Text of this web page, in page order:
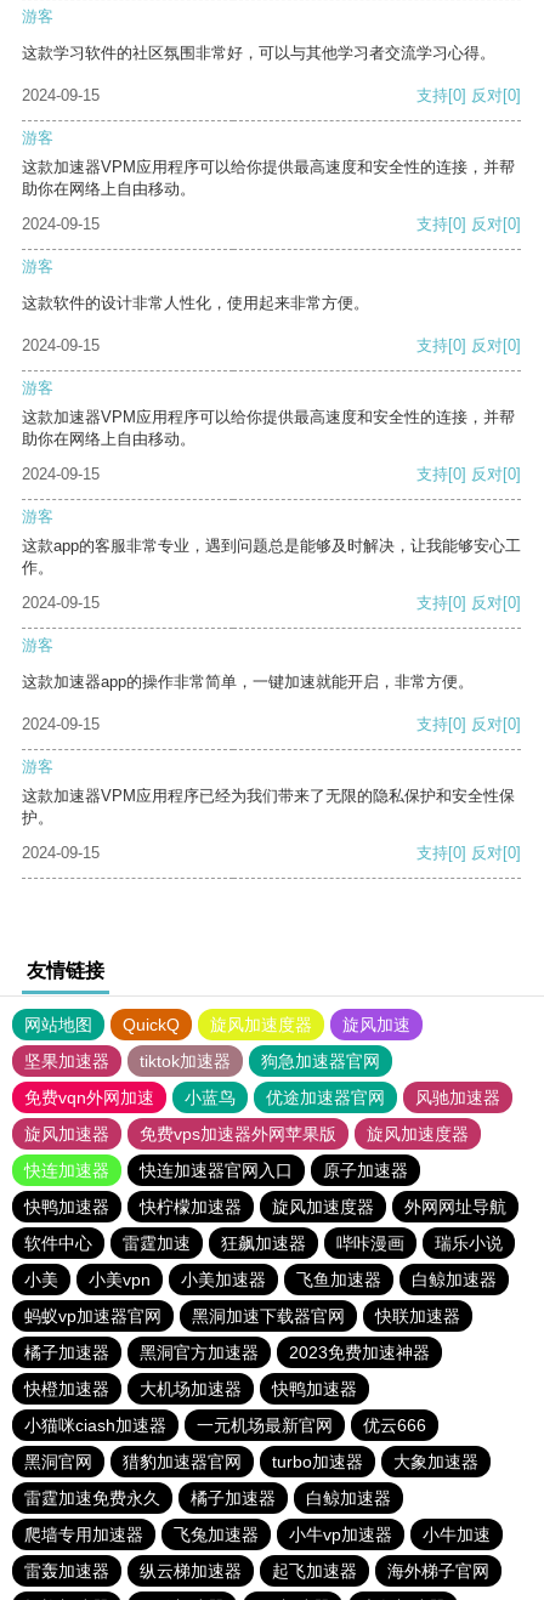
游客
这款学习软件的社区氛围非常好，可以与其他学习者交流学习心得。
2024-09-15 支持[0] 反对[0]
游客
这款加速器VPM应用程序可以给你提供最高速度和安全性的连接，并帮
助你在网络上自由移动。
2024-09-15
支持[0] 反对[0]
游客
这款软件的设计非常人性化，使用起来非常方便。
2024-09-15 支持[0] 反对[0]
游客
这款加速器VPM应用程序可以给你提供最高速度和安全性的连接，并帮
助你在网络上自由移动。
2024-09-15
支持[0] 反对[0]
游客
这款app的客服非常专业，遇到问题总是能够及时解决，让我能够安心工
作。
2024-09-15
支持[0] 反对[0]
游客
这款加速器app的操作非常简单，一键加速就能开启，非常方便。
2024-09-15 支持[0] 反对[0]
游客
这款加速器VPM应用程序已经为我们带来了无限的隐私保护和安全性保
护。
2024-09-15
支持[0] 反对[0]
友情链接
网站地图 QuickQ 旋风加速度器
旋风加速
坚果加速器
tiktok加速器
狗急加速器官网
免费vqn外网加速
小蓝鸟 优途加速器官网
风驰加速器
旋风加速器
免费vps加速器外网苹果版
旋风加速度器
快连加速器
快连加速器官网入口
原子加速器
快鸭加速器
快柠檬加速器 旋风加速度器
外网网址导航
软件中心
雷霆加速 狂飙加速器 哔咔漫画
瑞乐小说
小美
小美vpn 小美加速器 飞鱼加速器
白鲸加速器
蚂蚁vp加速器官网
黑洞加速下载器官网
快联加速器
橘子加速器
黑洞官方加速器
2023免费加速神器
快橙加速器
大机场加速器
快鸭加速器
小猫咪ciash加速器
一元机场最新官网
优云666
黑洞官网
猎豹加速器官网 turbo加速器
大象加速器
雷霆加速免费永久
橘子加速器
白鲸加速器
爬墙专用加速器
飞兔加速器 小牛vp加速器
小牛加速
雷轰加速器
纵云梯加速器 起飞加速器
海外梯子官网